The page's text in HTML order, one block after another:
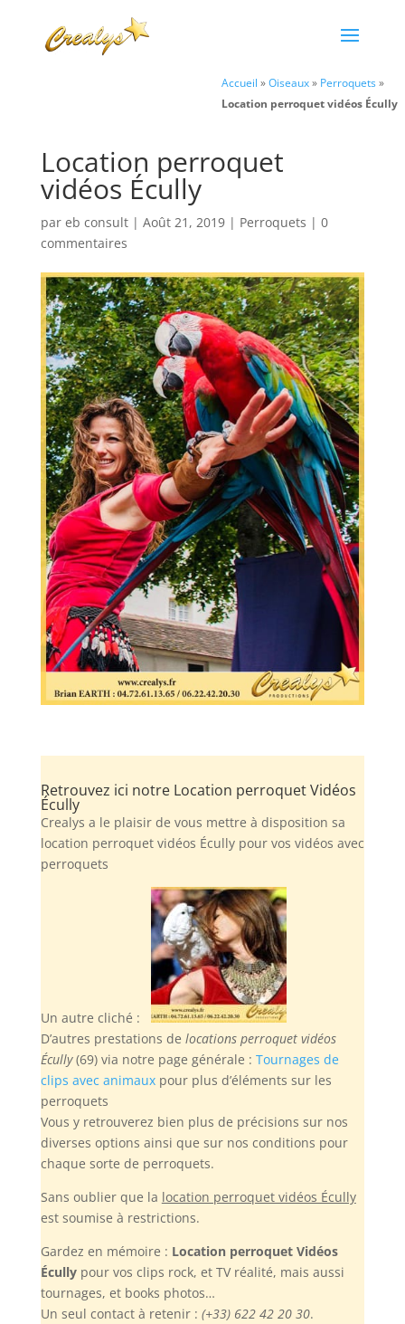
Accueil »Oiseaux» Perroquets»
Location perroquet vidéos Écully
Location perroquet
vidéos Écully
par eb consult| Août 21, 2019| Perroquets | 0
commentaires
Retrouvez ici notre Location perroquet Vidéos
Écully
Crealys a le plaisir de vous mettre à disposition sa
location perroquet vidéos Écully pour vos vidéos avec
perroquets
Un autre cliché :
D’autres prestations de locations perroquet vidéos
Écully(69) via notre page générale : Tournages de
clips avec animauxpour plus d’éléments sur les
perroquets
Vous y retrouverez bien plus de précisions sur nos
diverses options ainsi que sur nos conditions pour
chaque sorte de perroquets.
Sans oublierque la location perroquet vidéos Écully
est soumise à restrictions.
Gardez en mémoire : Location perroquet Vidéos
Écullypour vos clips rock, et TV réalité, mais aussi
tournages, et books photos…
Un seul contact à retenir : (+33) 622 42 20 30.